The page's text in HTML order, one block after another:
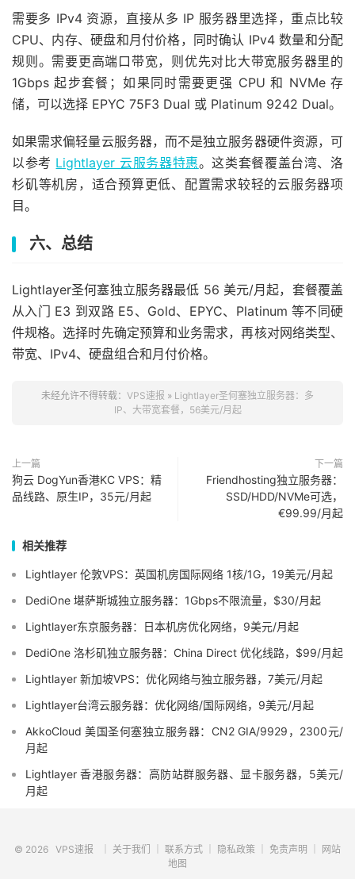
需要多 IPv4 资源，直接从多 IP 服务器里选择，重点比较
CPU、内存、硬盘和月付价格，同时确认 IPv4 数量和分配
规则。需要更高端口带宽，则优先对比大带宽服务器里的
1Gbps 起步套餐；如果同时需要更强 CPU 和 NVMe 存
储，可以选择 EPYC 75F3 Dual 或 Platinum 9242 Dual。
如果需求偏轻量云服务器，而不是独立服务器硬件资源，可
以参考 Lightlayer 云服务器特惠。这类套餐覆盖台湾、洛
杉矶等机房，适合预算更低、配置需求较轻的云服务器项
目。
六、总结
Lightlayer圣何塞独立服务器最低 56 美元/月起，套餐覆盖
从入门 E3 到双路 E5、Gold、EPYC、Platinum 等不同硬
件规格。选择时先确定预算和业务需求，再核对网络类型、
带宽、IPv4、硬盘组合和月付价格。
未经允许不得转载： VPS速报 » Lightlayer圣何塞独立服务器：多
IP、大带宽套餐，56美元/月起
上一篇
狗云 DogYun香港KC VPS：精
品线路、原生IP，35元/月起
下一篇
Friendhosting独立服务器：
SSD/HDD/NVMe可选，
€99.99/月起
相关推荐
Lightlayer 伦敦VPS：英国机房国际网络 1核/1G，19美元/月起
DediOne 堪萨斯城独立服务器：1Gbps不限流量，$30/月起
Lightlayer东京服务器：日本机房优化网络，9美元/月起
DediOne 洛杉矶独立服务器：China Direct 优化线路，$99/月起
Lightlayer 新加坡VPS：优化网络与独立服务器，7美元/月起
Lightlayer台湾云服务器：优化网络/国际网络，9美元/月起
AkkoCloud 美国圣何塞独立服务器：CN2 GIA/9929，2300元/
月起
Lightlayer 香港服务器：高防站群服务器、显卡服务器，5美元/
月起
© 2026 VPS速报 关于我们 联系方式 隐私政策 免责声明
网站
地图